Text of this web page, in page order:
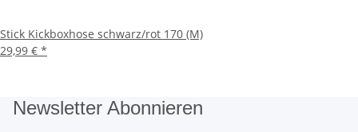
Stick Kickboxhose schwarz/rot 170 (M)
29,99 € *
Newsletter Abonnieren